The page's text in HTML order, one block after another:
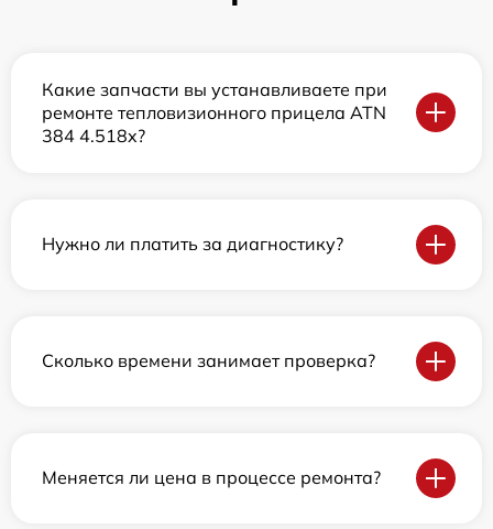
Какие запчасти вы устанавливаете при
ремонте тепловизионного прицела ATN
384 4.518x?
Нужно ли платить за диагностику?
Сколько времени занимает проверка?
Меняется ли цена в процессе ремонта?